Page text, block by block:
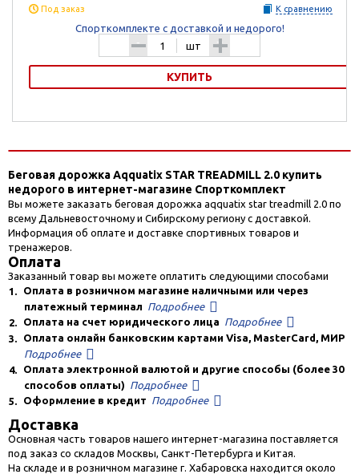
Под заказ К сравнению
- шт +
КУПИТЬ
Беговая дорожка Aqquatix STAR TREADMILL 2.0 купить
недорого в интернет-магазине Спорткомплект
Вы можете заказать беговая дорожка aqquatix star treadmill 2.0 по
всему Дальневосточному и Сибирскому региону с доставкой.
Информация об оплате и доставке спортивных товаров и
тренажеров.
Оплата
Заказанный товар вы можете оплатить следующими способами
1.
Оплата в розничном магазине наличными или через
платежный терминал Подробнее
2.
Оплата на счет юридического лица Подробнее
3.
Оплата онлайн банковским картами Visa, MasterCard, МИР
Подробнее
4.
Оплата электронной валютой и другие способы (более 30
способов оплаты) Подробнее
5.
Оформление в кредит Подробнее
Доставка
Основная часть товаров нашего интернет-магазина поставляется
под заказ со складов Москвы, Санкт-Петербурга и Китая.
На складе и в розничном магазине г. Хабаровска находится около